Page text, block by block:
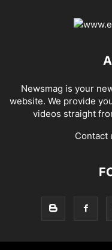
Newsmag is your
website. We provide
videos straight
Contact